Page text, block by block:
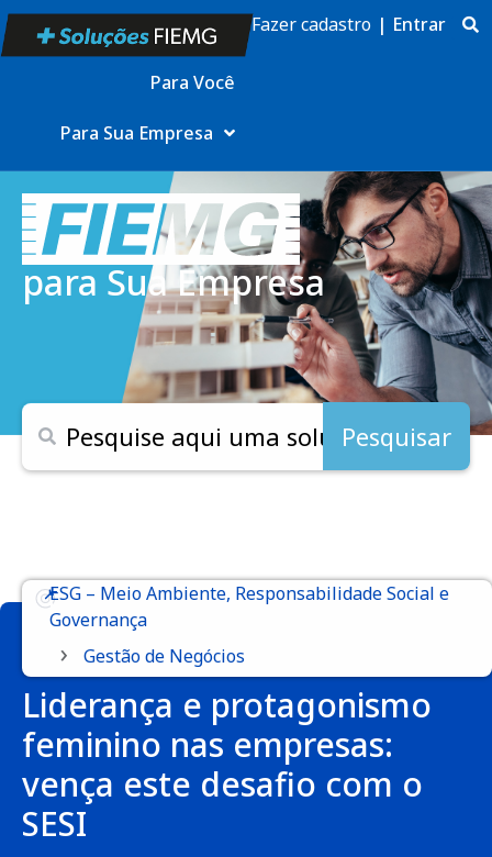
Para Você
Para Sua Empresa
Fazer cadastro | Entrar
para Sua Empresa
Pesquisar
ESG – Meio Ambiente, Responsabilidade Social e
Governança
› Gestão de Negócios
Liderança e protagonismo
feminino nas empresas:
vença este desafio com o
SESI